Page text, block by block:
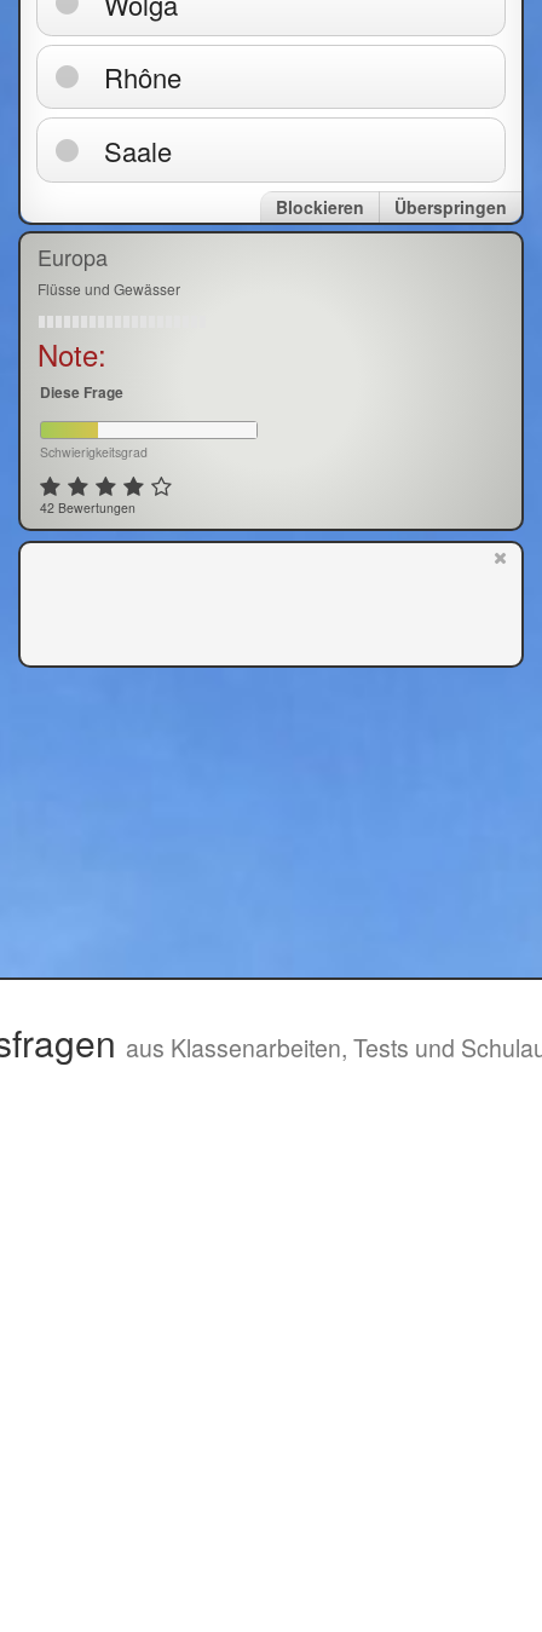
Rhône
Saale
Überspringen
Blockieren
Europa
Flüsse und Gewässer
Note:
Diese Frage
Schwierigkeitsgrad
42 Bewertungen
aus Klassenarbeiten, Tests und